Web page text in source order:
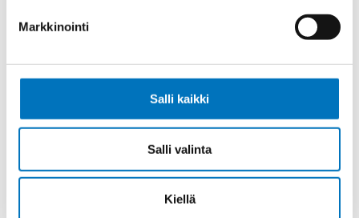
Markkinointi
Salli kaikki
Salli valinta
Kiellä
Ohjauskaapeli ÖPVC-JZ 4G25
Ohjauskaapeli ÖPVC-JZ 5G25